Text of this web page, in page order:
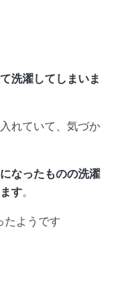
洗濯してしまいま
れていて、気づか
なったものの洗濯
す。
たようです